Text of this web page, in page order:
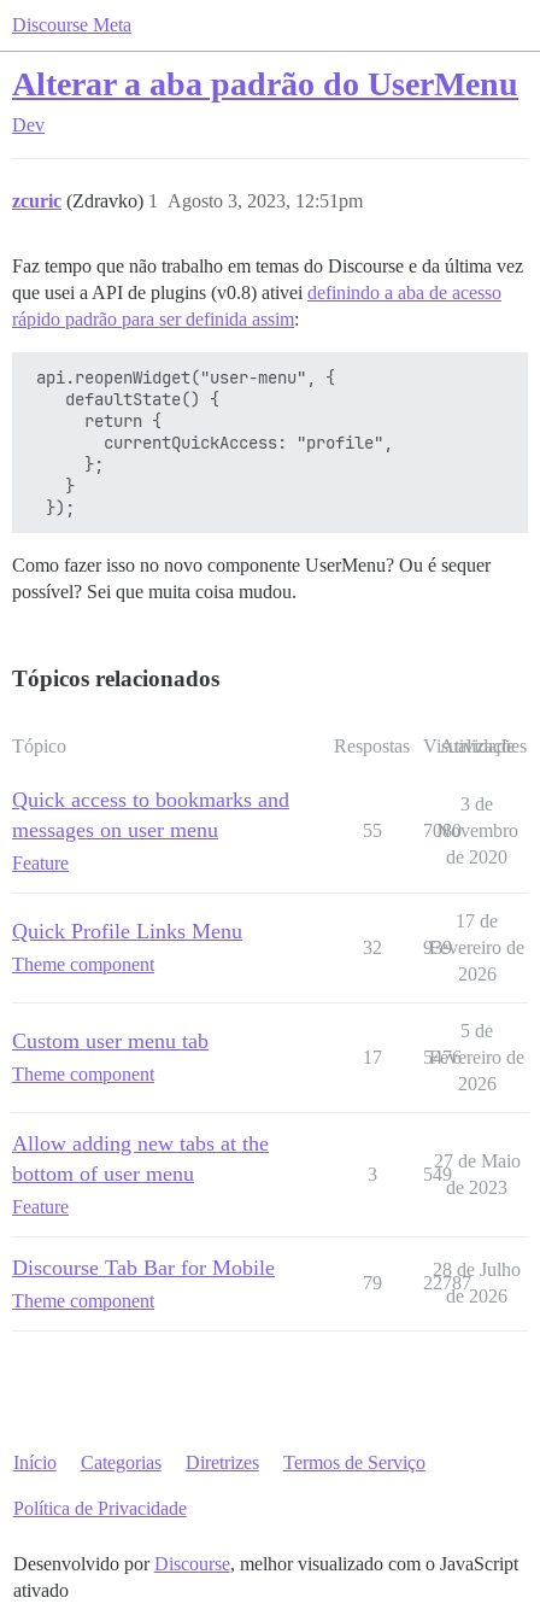
Discourse Meta
Alterar a aba padrão do UserMenu
Dev
zcuric (Zdravko) Agosto 3, 2023, 12:51pm
1
Faz tempo que não trabalho em temas do Discourse e da última vez
que usei a API de plugins (v0.8) ativei definindo a aba de acesso
rápido padrão para ser definida assim:
api.reopenWidget("user-menu", {
    defaultState() {
      return {
        currentQuickAccess: "profile",
      };
    }
Como fazer isso no novo componente UserMenu? Ou é sequer
possível? Sei que muita coisa mudou.
Tópicos relacionados
Tópico Respostas Visualizações
Atividade
Quick access to bookmarks and
messages on user menu
Feature
55 7080
3 de
Novembro
de 2020
Quick Profile Links Menu
Theme component
32 939
17 de
Fevereiro de
2026
Custom user menu tab
Theme component
17 5476
5 de
Fevereiro de
2026
Allow adding new tabs at the
bottom of user menu
Feature
3 549
27 de Maio
de 2023
Discourse Tab Bar for Mobile
Theme component
79 22787
28 de Julho
de 2026
Início Categorias Diretrizes Termos de Serviço
Política de Privacidade
Desenvolvido porDiscourse, melhor visualizado com o JavaScript
ativado